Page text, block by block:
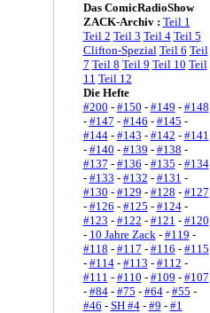
Das ComicRadioShow
ZACK-Archiv : Teil 1
Teil 2 Teil 3 Teil 4 Teil 5
Clifton-Spezial Teil 6 Teil
7 Teil 8 Teil 9 Teil 10 Teil
11 Teil 12
Die Hefte
#200 - #150 - #149 - #148
- #147 - #146 - #145 -
#144- #143 - #142 - #141
- #140 - #139 - #138 -
#137 - #136 - #135 - #134
- #133 - #132 - #131 -
#130 - #129 - #128 - #127
- #126 - #125 - #124-
#123 - #122 - #121 - #120
- 10 Jahre Zack- #119 -
#118 - #117 - #116 - #115
- #114- #113 - #112 -
#111 - #110 - #109 - #107
- #84- #75 - #64- #55 -
#46 - SH #4- #9 - #1